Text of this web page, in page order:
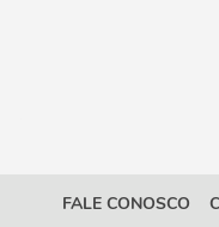
FALE CONOSCO